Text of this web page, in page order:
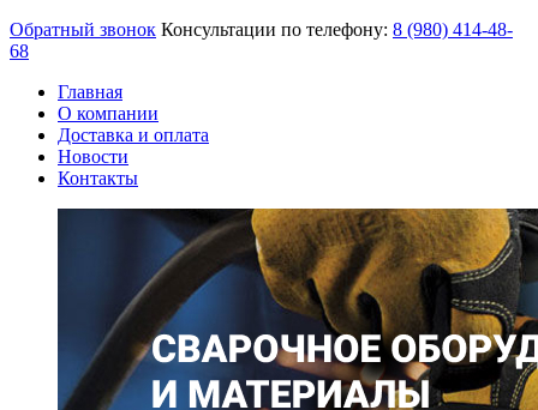
Обратный звонок Консультации по телефону: 8 (980) 414-48-
68
Главная
О компании
Доставка и оплата
Новости
Контакты